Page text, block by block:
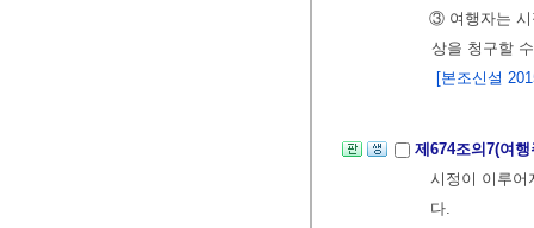
③ 여행자는 시
상을 청구할
[본조신설
제674조의7(여
시정이 이루어
다.